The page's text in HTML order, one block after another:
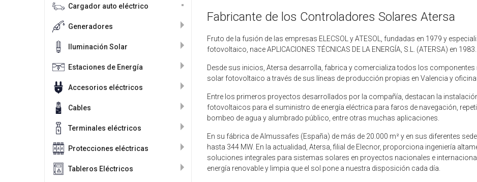
Cargador auto eléctrico
Generadores
Iluminación Solar
Estaciones de Energía
Accesorios eléctricos
Cables
Terminales eléctricos
Protecciones eléctricas
Tableros Eléctricos
Fabricante de los Controladores Solares Atersa
Fruto de la fusión de las empresas ELECSOL y ATESOL, fundadas en 1979 y
fotovoltaico, nace APLICACIONES TÉCNICAS DE LA ENERGÍA, S.L. (ATERSA) en 1983.
Desde sus inicios, Atersa desarrolla, fabrica y comercializa todos los
solar fotovoltaico a través de sus líneas de producción propias en Valencia y
Entre los primeros proyectos desarrollados por la compañía, destacan la
fotovoltaicos para el suministro de energía eléctrica para faros de navegación,
bombeo de agua y alumbrado público, entre otras muchas aplicaciones.
En su fábrica de Almussafes (España) de más de 20.000 m² y en sus diferentes
hasta 344 MW. En la actualidad, Atersa, filial de Elecnor, proporciona ingeniería
soluciones integrales para sistemas solares en proyectos nacionales e
energía renovable y limpia que el sol pone a nuestra disposición cada día.